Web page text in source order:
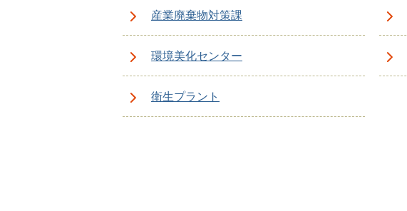
産業廃棄物対策課
環境美化センター
衛生プラント